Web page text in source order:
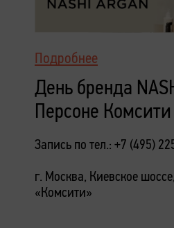
Подробнее
День бренда
Персоне Комсити
Запись по тел.: +7 (495)
г. Москва, Киевское
«Комсити»